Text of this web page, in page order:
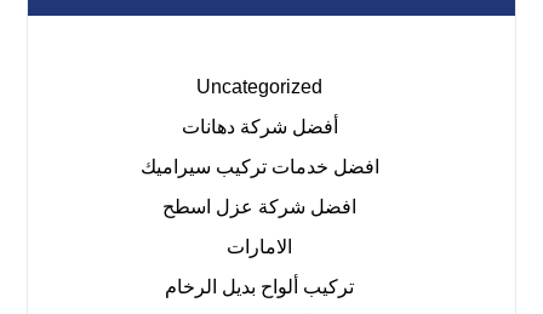
Uncategorized
أفضل شركة دهانات
افضل خدمات تركيب سيراميك
افضل شركة عزل اسطح
الامارات
تركيب ألواح بديل الرخام